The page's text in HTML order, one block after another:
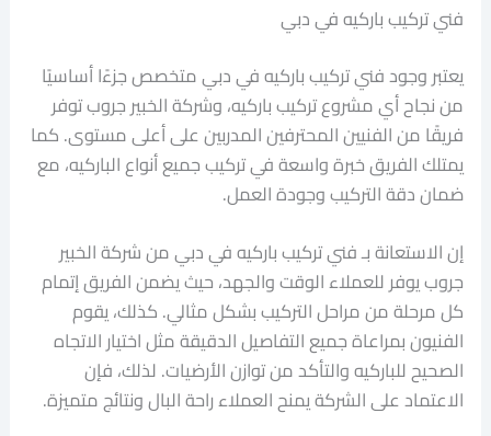
فني تركيب باركيه في دبي
يعتبر وجود فني تركيب باركيه في دبي متخصص جزءًا أساسيًا
من نجاح أي مشروع تركيب باركيه، وشركة الخبير جروب توفر
فريقًا من الفنيين المحترفين المدربين على أعلى مستوى. كما
يمتلك الفريق خبرة واسعة في تركيب جميع أنواع الباركيه، مع
ضمان دقة التركيب وجودة العمل.
إن الاستعانة بـ فني تركيب باركيه في دبي من شركة الخبير
جروب يوفر للعملاء الوقت والجهد، حيث يضمن الفريق إتمام
كل مرحلة من مراحل التركيب بشكل مثالي. كذلك، يقوم
الفنيون بمراعاة جميع التفاصيل الدقيقة مثل اختيار الاتجاه
الصحيح للباركيه والتأكد من توازن الأرضيات. لذلك، فإن
الاعتماد على الشركة يمنح العملاء راحة البال ونتائج متميزة.